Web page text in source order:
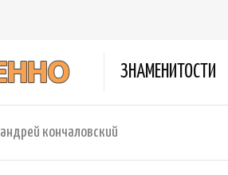
ЗНАМЕНИТОСТИ
андрей кончаловский